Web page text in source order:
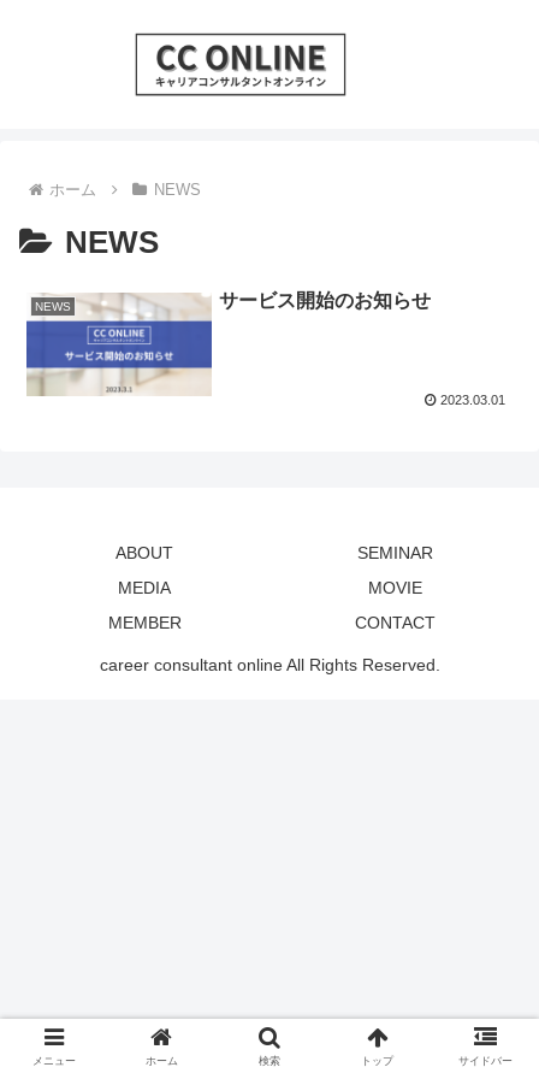
ホーム NEWS
NEWS
NEWS サービス開始のお知らせ
2023.03.01
ABOUT
SEMINAR
MEDIA
MOVIE
MEMBER
CONTACT
career consultant online All Rights Reserved.
メニュー ホーム 検索 トップ サイドバー